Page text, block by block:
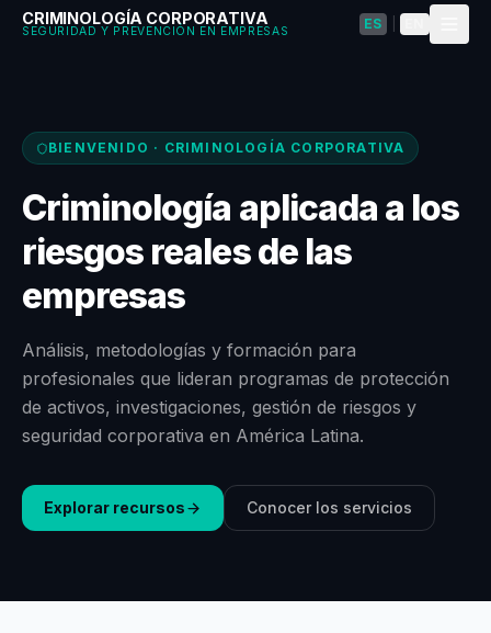
CRIMINOLOGÍA CORPORATIVA
SEGURIDAD Y PREVENCIÓN EN EMPRESAS ES
BIENVENIDO · CRIMINOLOGÍA CORPORATIVA
Criminología aplicada a los
riesgos reales de las
empresas
Análisis, metodologías y formación para
profesionales que lideran programas de protección
de activos, investigaciones, gestión de riesgos y
seguridad corporativa en América Latina.
Explorar recursos Conocer los servicios